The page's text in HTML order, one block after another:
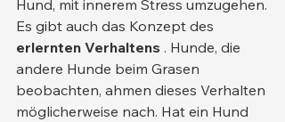
Hund, mit innerem Stress umzugehen.
Es gibt auch das Konzept des
erlernten Verhaltens . Hunde, die
andere Hunde beim Grasen
beobachten, ahmen dieses Verhalten
möglicherweise nach. Hat ein Hund